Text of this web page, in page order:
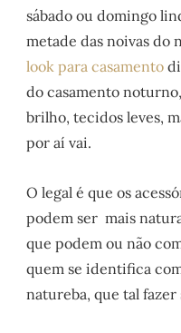
sábado ou domingo
metade das noivas do
look para casamento
do casamento
brilho, tecidos leves,
por aí vai.
O legal é que os
podem ser mais
que podem ou não
quem se identifica
natureba, que tal